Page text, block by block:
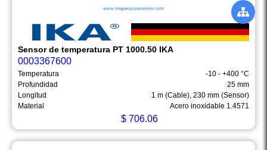
Sensor de temperatura PT 1000.50 IKA
0003367600
Temperatura
-10 - +400 °C
Profundidad
25 mm
Longitud
1 m (Cable), 230 mm (Sensor)
Material
Acero inoxidable 1.4571
$ 706.06